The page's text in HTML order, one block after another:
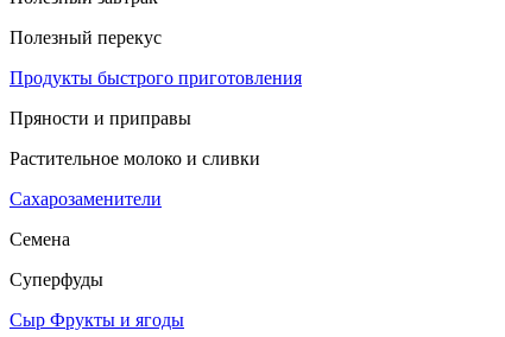
Полезный перекус
Продукты быстрого приготовления
Пряности и приправы
Растительное молоко и сливки
Сахарозаменители
Семена
Суперфуды
Сыр Фрукты и ягоды